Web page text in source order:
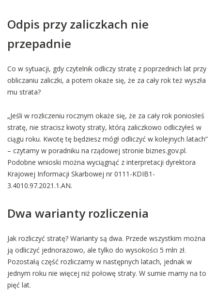
Odpis przy zaliczkach nie
przepadnie
Co w sytuacji, gdy czytelnik odliczy stratę z poprzednich lat przy
obliczaniu zaliczki, a potem okaże się, że za cały rok też wyszła
mu strata?
„Jeśli w rozliczeniu rocznym okaże się, że za cały rok poniosłeś
stratę, nie stracisz kwoty straty, którą zaliczkowo odliczyłeś w
ciągu roku. Kwotę tę będziesz mógł odliczyć w kolejnych latach”
– czytamy w poradniku na rządowej stronie biznes.gov.pl.
Podobne wnioski można wyciągnąć z interpretacji dyrektora
Krajowej Informacji Skarbowej nr 0111-KDIB1-
3.4010.97.2021.1.AN.
Dwa warianty rozliczenia
Jak rozliczyć stratę? Warianty są dwa. Przede wszystkim można
ją odliczyć jednorazowo, ale tylko do wysokości 5 mln zł.
Pozostałą część rozliczamy w następnych latach, jednak w
jednym roku nie więcej niż połowę straty. W sumie mamy na to
pięć lat.